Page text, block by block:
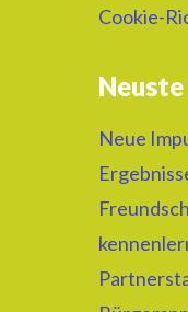
Cookie-
Neue